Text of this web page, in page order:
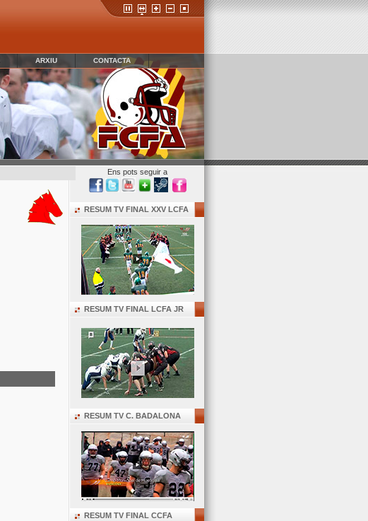
ARXIU CONTACTA
Ens pots seguir a
RESUM TV FINAL XXV LCFA
RESUM TV FINAL LCFA JR
RESUM TV C. BADALONA
RESUM TV FINAL CCFA